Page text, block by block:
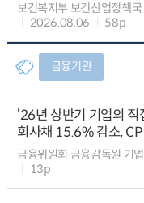
보건복지부 보건산업정책
2026.08.06
58p
금융기관
‘26년 상반기 기업의
회사채 15.6% 감소,
금융위원회 금융감독원 기
13p